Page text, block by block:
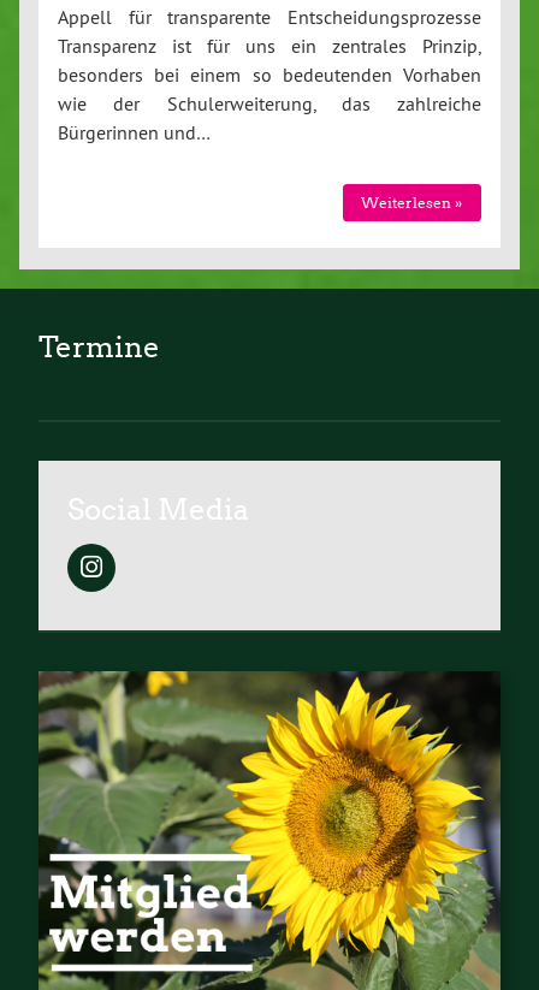
Appell für transparente Entscheidungsprozesse
Transparenz ist für uns ein zentrales Prinzip,
besonders bei einem so bedeutenden Vorhaben
wie der Schulerweiterung, das zahlreiche
Bürgerinnen und…
Weiterlesen »
Termine
Social Media